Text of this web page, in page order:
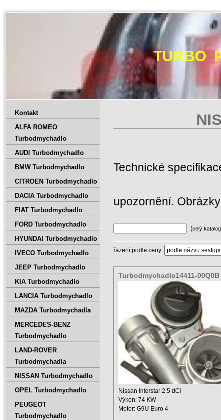
TURBO
Technické
upozornění.
(celý katalog
řazení podle ceny:
Turbodmychadlo14411-00Q0B
Nissan Interstar 2.5 dCi
Výkon: 74 KW
Motor: G9U Euro 4
Kontakt
ALFA ROMEO
Turbodmychadlo
AUDI Turbodmychadlo
BMW Turbodmychadlo
CITROEN Turbodmychadlo
DACIA Turbodmychadlo
FIAT Turbodmychadlo
FORD Turbodmychadlo
HYUNDAI Turbodmychadlo
IVECO Turbodmychadlo
JEEP Turbodmychadlo
KIA Turbodmychadlo
LANCIA Turbodmychadlo
MAZDA Turbodmychadla
MERCEDES-BENZ
Turbodmychadlo
LAND-ROVER
Turbodmychadla
NISSAN Turbodmychadlo
OPEL Turbodmychadlo
PEUGEOT
Turbodmychadlo